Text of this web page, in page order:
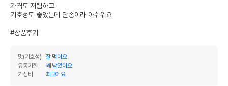
가격도 저렴하고
기호성도 좋았는데 단종이라 아쉬워요
#상품후기
맛(기호성)
잘 먹어요
유통기한
꽤 남았어요
가성비
최고에요